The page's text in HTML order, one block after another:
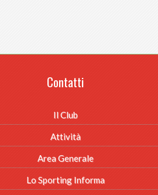
Contatti
Il Club
Attività
Area Generale
Lo Sporting Informa